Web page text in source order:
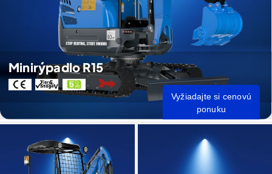
Minirýpadlo R15
Vyžiadajte si cenovú
ponuku